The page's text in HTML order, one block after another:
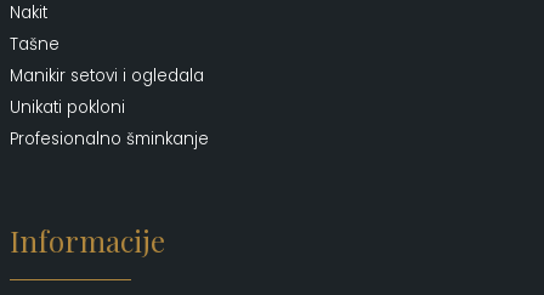
Nakit
Tašne
Manikir setovi i ogledala
Unikati pokloni
Profesionalno šminkanje
Informacije